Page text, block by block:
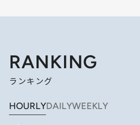
RANKING
ランキング
HOURLYDAILYWEEKLY